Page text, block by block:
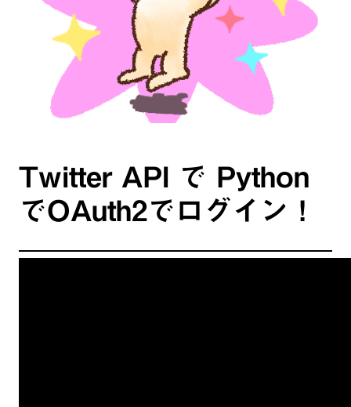
Twitter API で Python
でOAuth2でログイン！